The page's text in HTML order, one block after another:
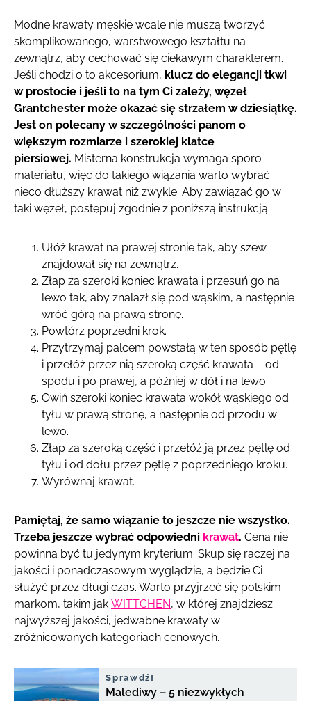
Modne krawaty męskie wcale nie muszą tworzyć
skomplikowanego, warstwowego kształtu na
zewnątrz, aby cechować się ciekawym charakterem.
Jeśli chodzi o to akcesorium, klucz do elegancji tkwi
w prostocie i jeśli to na tym Ci zależy, węzeł
Grantchester może okazać się strzałem w dziesiątkę.
Jest on polecany w szczególności panom o
większym rozmiarze i szerokiej klatce
piersiowej. Misterna konstrukcja wymaga sporo
materiału, więc do takiego wiązania warto wybrać
nieco dłuższy krawat niż zwykle. Aby zawiązać go w
taki węzeł, postępuj zgodnie z poniższą instrukcją.
Ułóż krawat na prawej stronie tak, aby szew
znajdował się na zewnątrz.
Złap za szeroki koniec krawata i przesuń go na
lewo tak, aby znalazł się pod wąskim, a następnie
wróć górą na prawą stronę.
Powtórz poprzedni krok.
Przytrzymaj palcem powstałą w ten sposób pętlę
i przełóż przez nią szeroką część krawata – od
spodu i po prawej, a później w dół i na lewo.
Owiń szeroki koniec krawata wokół wąskiego od
tyłu w prawą stronę, a następnie od przodu w
lewo.
Złap za szeroką część i przełóż ją przez pętlę od
tyłu i od dołu przez pętlę z poprzedniego kroku.
Wyrównaj krawat.
Pamiętaj, że samo wiązanie to jeszcze nie wszystko.
Trzeba jeszcze wybrać odpowiedni krawat. Cena nie
powinna być tu jedynym kryterium. Skup się raczej na
jakości i ponadczasowym wyglądzie, a będzie Ci
służyć przez długi czas. Warto przyjrzeć się polskim
markom, takim jak WITTCHEN, w której znajdziesz
najwyższej jakości, jedwabne krawaty w
zróżnicowanych kategoriach cenowych.
Sprawdź!
Malediwy – 5 niezwykłych